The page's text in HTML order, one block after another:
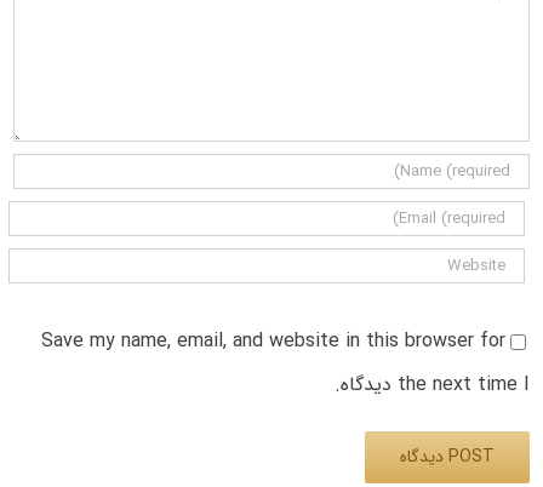
Save my name, email, and website in this browser for
the next time I دیدگاه.